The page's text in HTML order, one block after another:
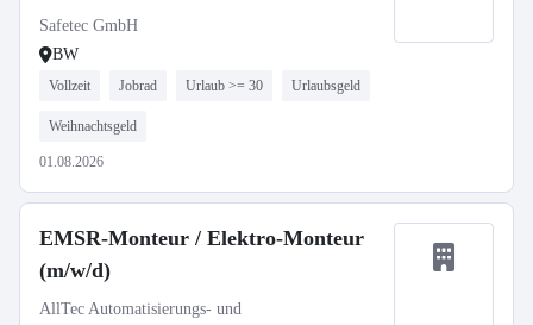
Safetec GmbH
BW
Vollzeit Jobrad Urlaub >= 30 Urlaubsgeld
Weihnachtsgeld
01.08.2026
EMSR-Monteur / Elektro-Monteur
(m/w/d)
AllTec Automatisierungs- und